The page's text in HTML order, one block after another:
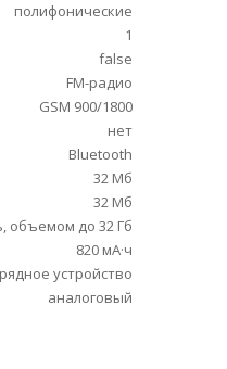
полифонические
1
false
FM-радио
GSM 900/1800
нет
Bluetooth
32 Мб
32 Мб
объемом до 32 Гб
820 мА·ч
устройство
аналоговый